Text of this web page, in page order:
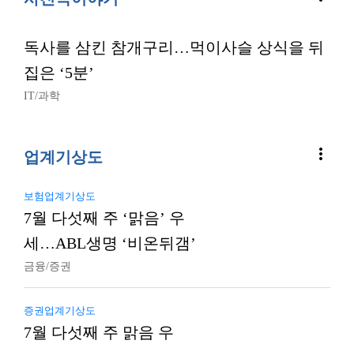
독사를 삼킨 참개구리…먹이사슬 상식을 뒤
집은 ‘5분’
IT/과학
업계기상도 more_vert
보험업계기상도
7월 다섯째 주 ‘맑음’ 우
세…ABL생명 ‘비온뒤갬’
금융/증권
증권업계기상도
7월 다섯째 주 맑음 우